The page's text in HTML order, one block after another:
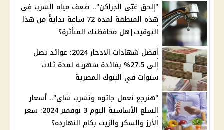
"إلحق عَبّي الجراكن".. ضعف مياه الشرب في
هذه المنطقة لمدة 72 ساعة بدايةً من هذا
التوقيت|هل محافظتك المتأثرة؟
أفضل شهادات الادخار 2024: عوائد تصل
إلى 27.5% بفائدة شهرية لمدة ثلاث
سنوات في البنوك المصرية
"هنرجع نعمل جاتوه ونشرب شاي".. أسعار
السلع الأساسية اليوم 3 نوفمبر 2024: سعر
الأرز والسكر والزيت بكام النهارده؟